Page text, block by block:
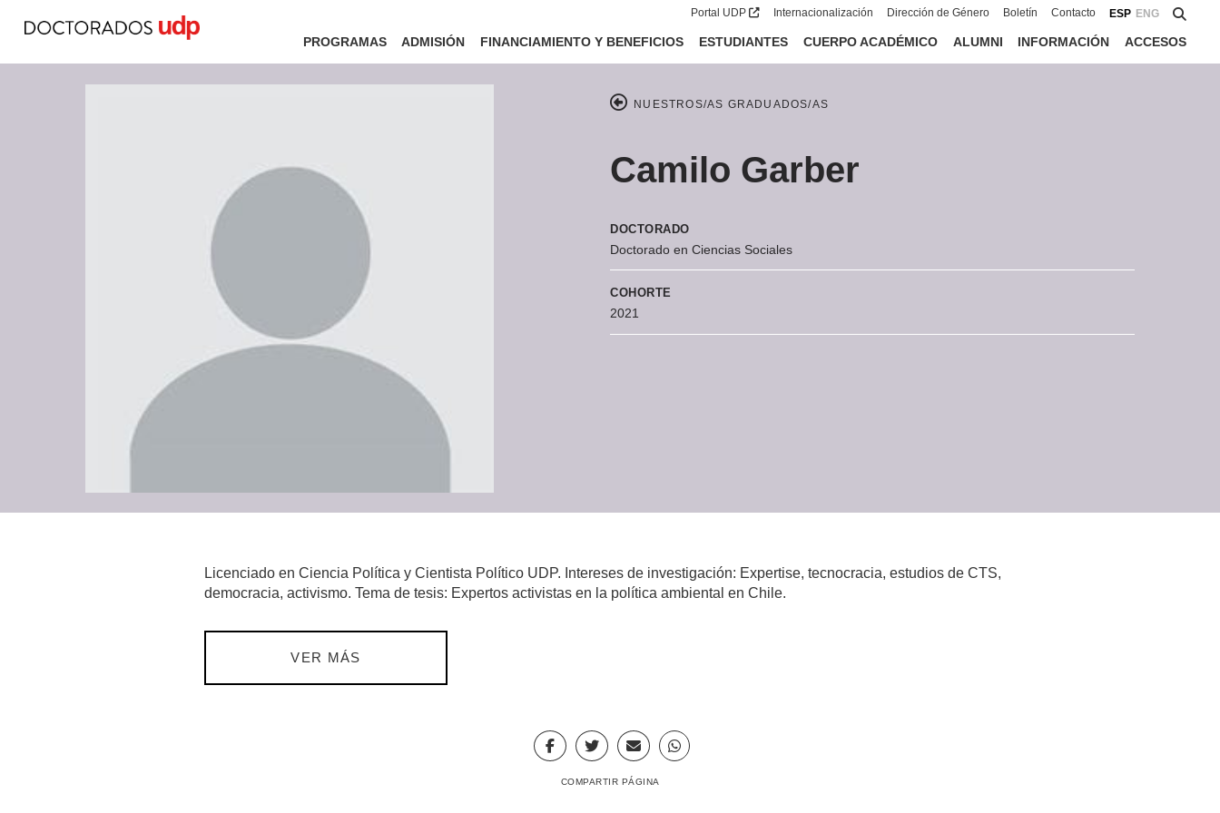
Portal UDP Internacionalización Dirección de Género Boletín Contacto ESP ENG
PROGRAMAS ADMISIÓN FINANCIAMIENTO Y BENEFICIOS ESTUDIANTES CUERPO ACADÉMICO ALUMNI INFORMACIÓN ACCESOS
NUESTROS/AS GRADUADOS/AS
Camilo Garber
DOCTORADO
Doctorado en Ciencias Sociales
COHORTE
2021
Licenciado en Ciencia Política y Cientista Político UDP. Intereses de investigación: Expertise, tecnocracia, estudios de CTS,
democracia, activismo. Tema de tesis: Expertos activistas en la política ambiental en Chile.
VER MÁS
COMPARTIR PÁGINA